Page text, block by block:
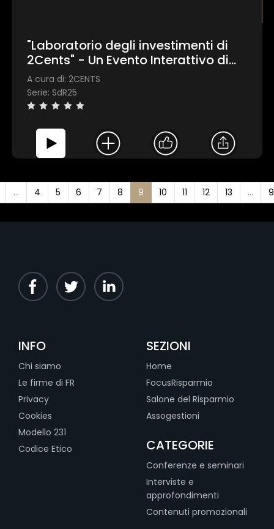
"Laboratorio degli investimenti di
2Cents" - Un Evento Interattivo di
Educazione Finanziaria
A cura di: 2CENTS
Serie: SdR25
... 4 5 6 7 8 9 10 11 12 13 ...
INFO
Chi siamo
Le firme di FR
Privacy
Cookies
Modello 231
Codice Etico
SEZIONI
Home
FocusRisparmio
Salone del Risparmio
Assogestioni
CATEGORIE
Conferenze e seminari
Interviste e
approfondimenti
Contenuti promozionali